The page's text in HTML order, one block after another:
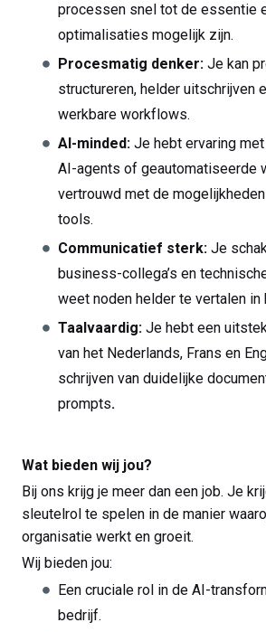
processen snel tot de essentie
optimalisaties mogelijk zijn.
Procesmatig denker: Je kan
structureren, helder uitschrijven
werkbare workflows.
AI-minded: Je hebt ervaring
AI-agents of geautomatiseerde
vertrouwd met de
tools.
Communicatief sterk: Je
business-collega’s en
weet noden helder te vertalen in
Taalvaardig: Je hebt een
van het Nederlands, Frans en
schrijven van duidelijke
prompts.
Wat bieden wij jou?
Bij ons krijg je meer dan een job. Je
sleutelrol te spelen in de manier
organisatie werkt en groeit.
Wij bieden jou:
Een cruciale rol in de AI-
bedrijf.